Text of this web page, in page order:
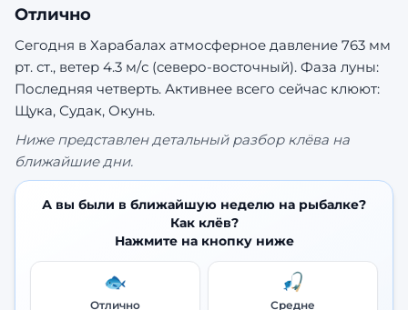
Отлично
Сегодня в Харабалах атмосферное давление 763 мм
рт. ст., ветер 4.3 м/с (северо-восточный). Фаза луны:
Последняя четверть. Активнее всего сейчас клюют:
Щука, Судак, Окунь.
Ниже представлен детальный разбор клёва на
ближайшие дни.
А вы были в ближайшую неделю на рыбалке?
Как клёв?
Нажмите на кнопку ниже
🐟
Отлично
🎣
Средне